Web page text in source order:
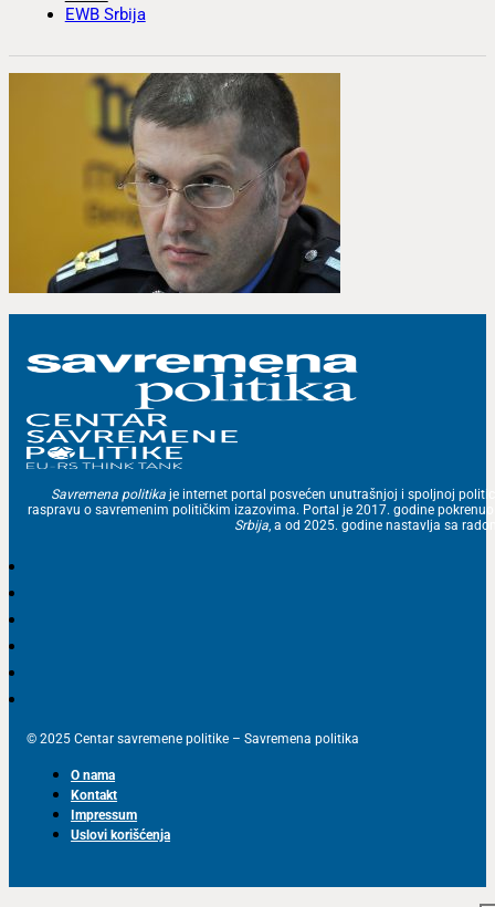
EWB Srbija
Savremena politika je internet portal posvećen unutrašnjoj i spoljnoj
raspravu o savremenim političkim izazovima. Portal je 2017. godine
Srbija, a od 2025. godine nastavlja sa
© 2025 Centar savremene politike – Savremena politika
O nama
Kontakt
Impressum
Uslovi korišćenja